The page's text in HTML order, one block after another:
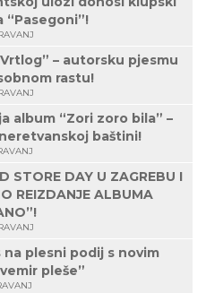
“Pasegoni”!
– autorsku pjesmu
rastu!
album “Zori zoro bila” –
baštini!
STORE DAY U ZAGREBU I
REIZDANJE ALBUMA
na plesni podij s novim
pleše”